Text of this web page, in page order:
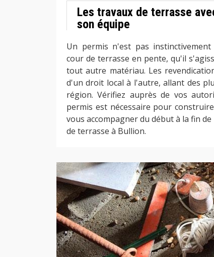
Les travaux de terrasse
son équipe
Un permis n'est pas
cour de terrasse en pente, qu'il
tout autre matériau. Les
d'un droit local à l'autre, allant des
région. Vérifiez auprès de vos
permis est nécessaire pour
vous accompagner du début à la fin
de terrasse à Bullion.